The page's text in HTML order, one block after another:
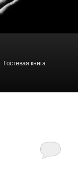
Гостевая книга